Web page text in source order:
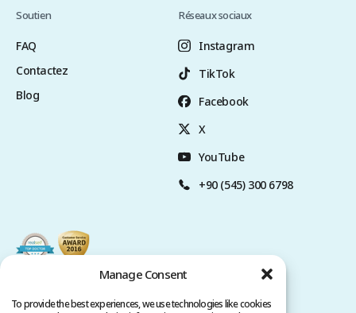
Manage Consent
To provide the best experiences, we use technologies like cookies
Soutien
FAQ
Contactez
Blog
Réseaux sociaux
Instagram
TikTok
Facebook
X
YouTube
+90 (545) 300 6798